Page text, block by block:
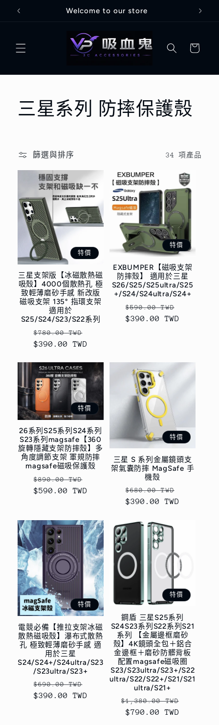
跳至內
容
Welcome to our store
物
商
系
列
:
三星系列 防摔保護殼
篩選與排序 34 項產品
特價
三星支架版【冰磁散熱磁
吸殼】4000個散熱孔 極
致輕薄磨砂手感 新改版
磁吸支架 135° 指環支架
適用於
S25/S24/S23/S22系列
定
價
$780.00 TWD
$390.00 TWD
特價
EXBUMPER【磁吸支架
防摔殼】 適用於三星
S26/S25/S25ultra/S25
+/S24/S24ultra/S24+
定
價
$590.00 TWD
$390.00 TWD
特價
26系列S25系列S24系列
S23系列magsafe【360
旋轉隱藏支架防摔殼】多
角度調節支架 軍規防摔
magsafe磁吸保護殼
定
價
$890.00 TWD
$590.00 TWD
特價
三星 S 系列金屬鏡頭支
架氣囊防摔 MagSafe 手
機殼
定
價
$680.00 TWD
$390.00 TWD
特價
電競必備【推拉支架冰磁
散熱磁吸殼】瀑布式散熱
孔 極致輕薄磨砂手感 適
用於三星
S24/S24+/S24ultra/S23
/S23ultra/S23+
定
價
$690.00 TWD
$390.00 TWD
特價
鋼盾 三星S25系列
S24S23系列S22系列S21
系列 【金屬邊框磨砂
殼】4K鏡頭全包＋鋁合
金邊框＋磨砂防髒背板
配置magsafe磁吸圈
S23/S23ultra/S23+/S22
ultra/S22/S22+/S21/S21
ultra/S21+
定
價
$1,380.00 TWD
$790.00 TWD